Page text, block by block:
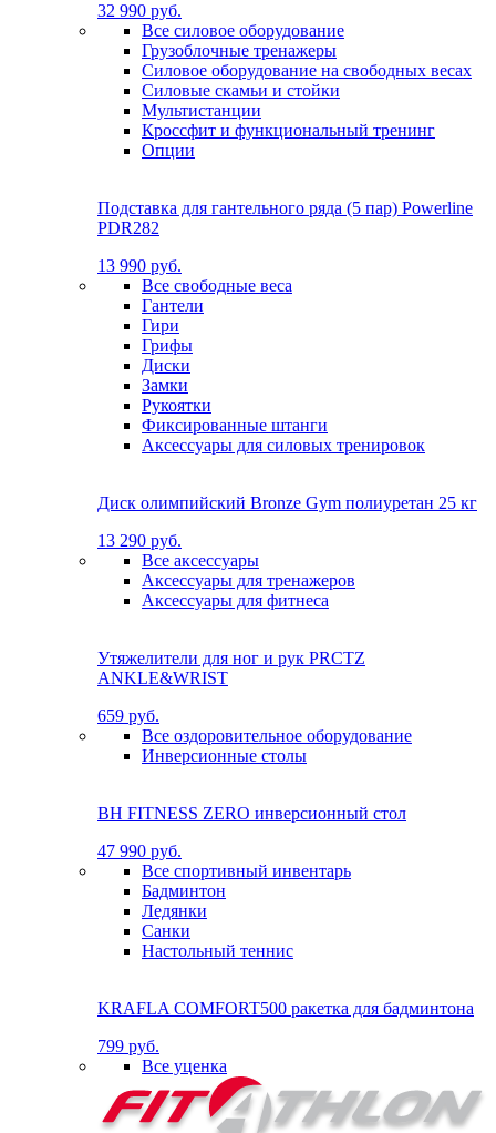
32 990 руб.
Все силовое оборудование
Грузоблочные тренажеры
Силовое оборудование на свободных весах
Силовые скамьи и стойки
Мультистанции
Кроссфит и функциональный тренинг
Опции
Подставка для гантельного ряда (5 пар) Powerline
PDR282
13 990 руб.
Все свободные веса
Гантели
Гири
Грифы
Диски
Замки
Рукоятки
Фиксированные штанги
Аксессуары для силовых тренировок
Диск олимпийский Bronze Gym полиуретан 25 кг
13 290 руб.
Все аксессуары
Аксессуары для тренажеров
Аксессуары для фитнеса
Утяжелители для ног и рук PRCTZ
ANKLE&WRIST
659 руб.
Все оздоровительное оборудование
Инверсионные столы
BH FITNESS ZERO инверсионный стол
47 990 руб.
Все спортивный инвентарь
Бадминтон
Ледянки
Санки
Настольный теннис
KRAFLA COMFORT500 ракетка для бадминтона
799 руб.
Все уценка